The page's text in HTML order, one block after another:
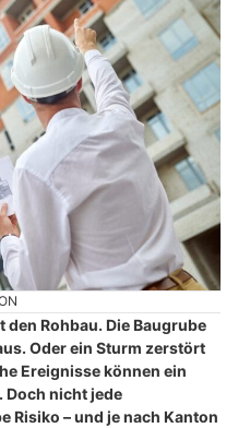
Rohbau. Die Baugrube
Oder ein Sturm zerstört
Ereignisse können ein
Doch nicht jede
Risiko – und je nach Kanton